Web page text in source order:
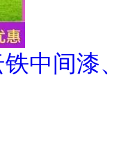
中间漆、